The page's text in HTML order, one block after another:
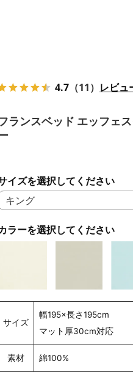
4.7 （11） レビュ
ランスベッド エッフェ
ラーを選択してください
イズを選択してください
サイズ
幅195×長さ195cm
マット厚30cm対応
素材 綿100%